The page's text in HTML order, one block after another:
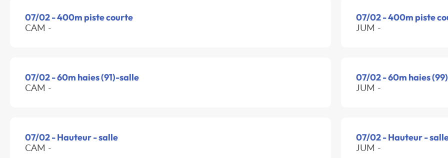
07/02 - 400m piste courte
CAM -
07/02 - 400m piste
JUM -
07/02 - 60m haies (91)-salle
CAM -
07/02 - 60m haies
JUM -
07/02 - Hauteur - salle
CAM -
07/02 - Hauteur -
JUM -